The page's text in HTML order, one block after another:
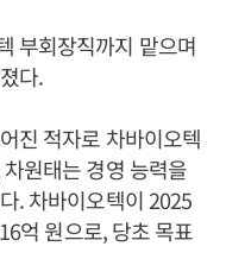
부회장직까지 맡으며
다.
진 적자로 차바이오텍
원태는 경영 능력을
. 차바이오텍이 2025
억 원으로, 당초 목표